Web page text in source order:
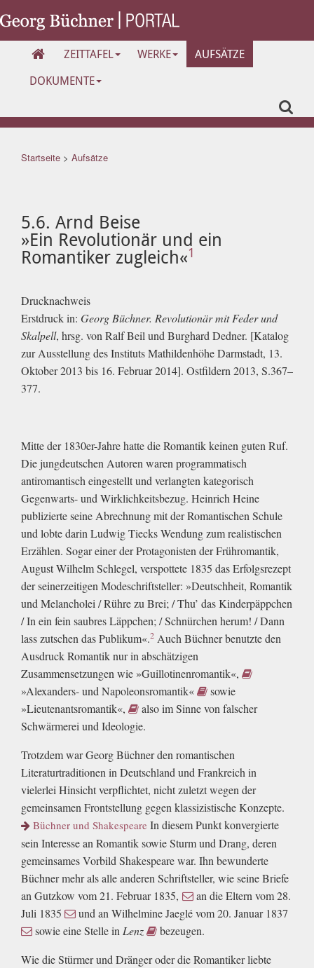
ZEITTAFEL WERKE
AUFSÄTZE
DOKUMENTE
Startseite > Aufsätze
5.6. Arnd Beise
»Ein Revolutionär und ein
Romantiker zugleich«1
Drucknachweis
Erstdruck in: Georg Büchner. Revolutionär mit Feder und
Skalpell, hrsg. von Ralf Beil und Burghard Dedner. [Katalog
zur Ausstellung des Instituts Mathildenhöhe Darmstadt, 13.
Oktober 2013 bis 16. Februar 2014]. Ostfildern 2013, S.367–
377.
Mitte der 1830er-Jahre hatte die Romantik keinen guten Ruf.
Die jungdeutschen Autoren waren programmatisch
antiromantisch eingestellt und verlangten kategorisch
Gegenwarts- und Wirklichkeitsbezug. Heinrich Heine
publizierte seine Abrechnung mit der Romantischen Schule
und lobte darin Ludwig Tiecks Wendung zum realistischen
Erzählen. Sogar einer der Protagonisten der Frühromantik,
August Wilhelm Schlegel, verspottete 1835 das Erfolgsrezept
der seinerzeitigen Modeschriftsteller: »Deutschheit, Romantik
und Melancholei / Rühre zu Brei; / Thu’ das Kinderpäppchen
/ In ein fein saubres Läppchen; / Schnürchen herum! / Dann
lass zutschen das Publikum«.2 Auch Büchner benutzte den
Ausdruck Romantik nur in abschätzigen
Zusammensetzungen wie »Guillotinenromantik«,
»Alexanders- und Napoleonsromantik«
sowie
»Lieutenantsromantik«,
also im Sinne von falscher
Schwärmerei und Ideologie.
Trotzdem war Georg Büchner den romantischen
Literaturtraditionen in Deutschland und Frankreich in
vielerlei Hinsicht verpflichtet, nicht zuletzt wegen der
gemeinsamen Frontstellung gegen klassizistische Konzepte.
Büchner und Shakespeare In diesem Punkt konvergierte
sein Interesse an Romantik sowie Sturm und Drang, deren
gemeinsames Vorbild Shakespeare war. Ihn bewunderte
Büchner mehr als alle anderen Schriftsteller, wie seine Briefe
an Gutzkow vom 21. Februar 1835,
an die Eltern vom 28.
Juli 1835
und an Wilhelmine Jaeglé vom 20. Januar 1837
sowie eine Stelle in Lenz
bezeugen.
Wie die Stürmer und Dränger oder die Romantiker liebte